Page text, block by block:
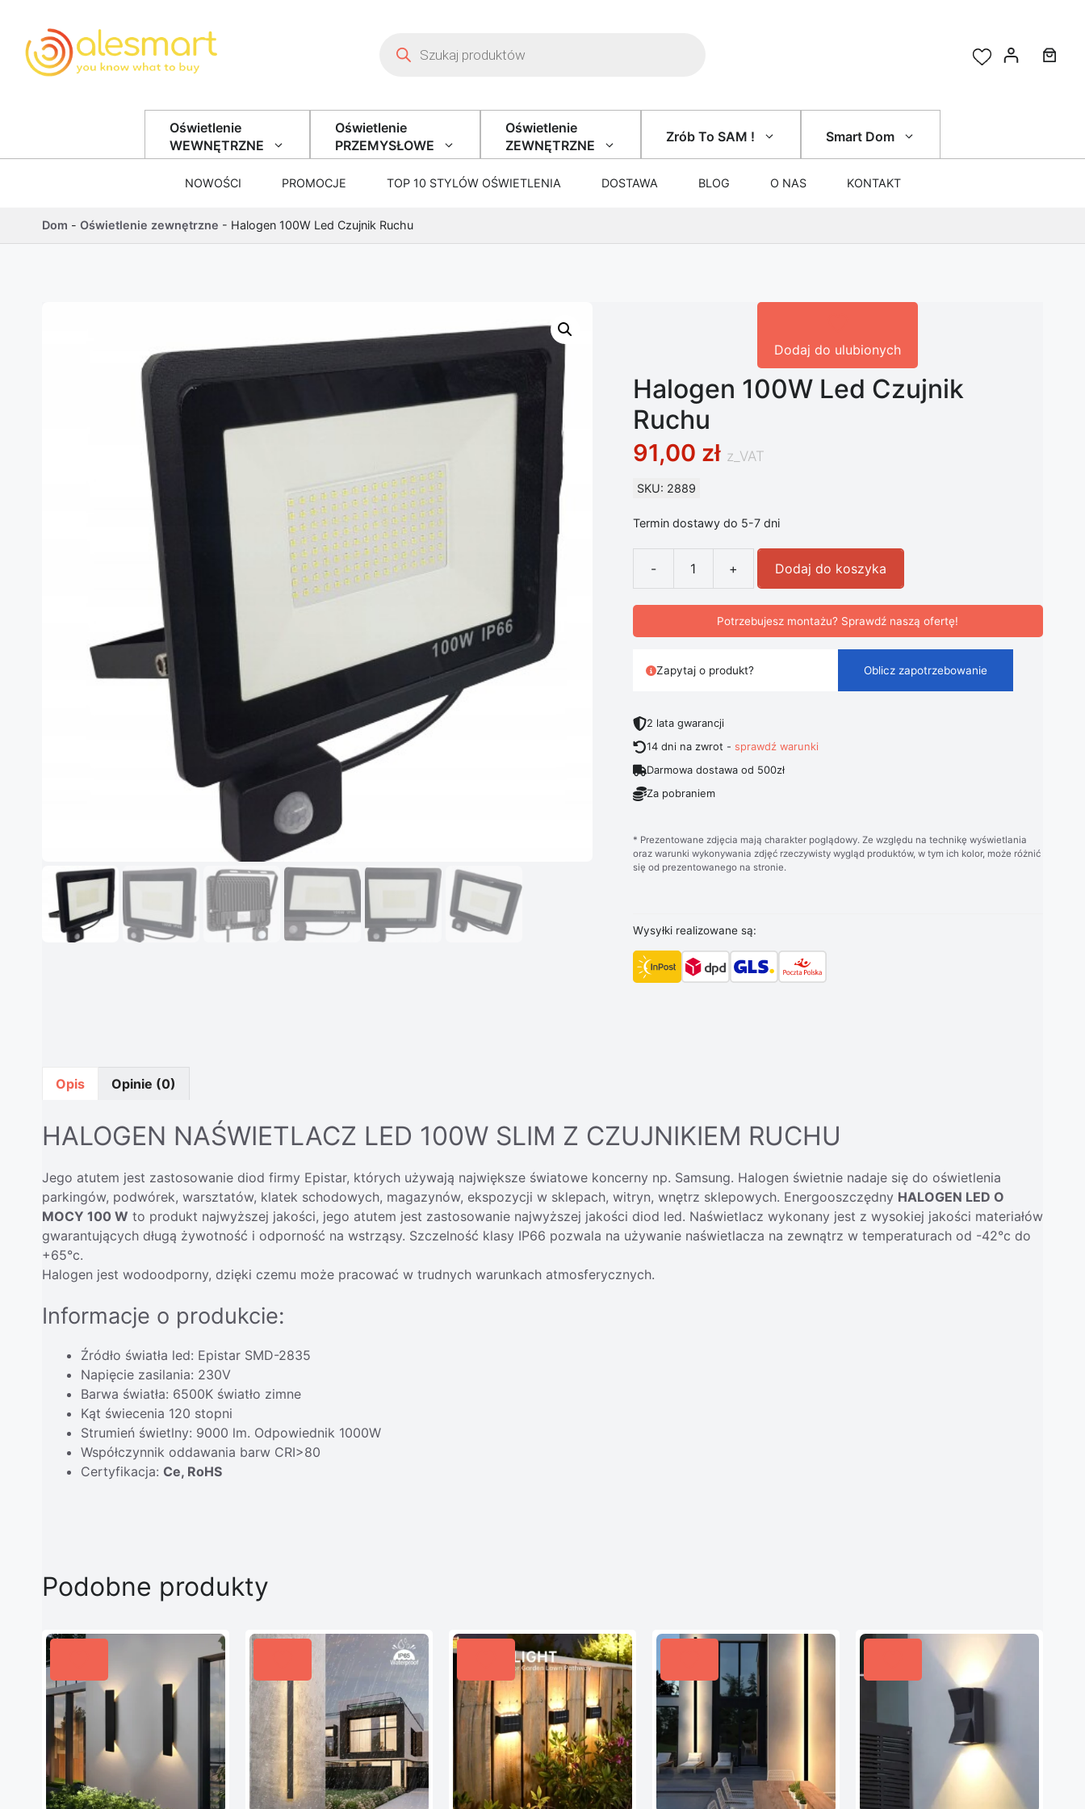
Oświetlenie
WEWNĘTRZNE
Oświetlenie
PRZEMYSŁOWE
Oświetlenie
ZEWNĘTRZNE
Zrób To SAM ! Smart Dom
NOWOŚCI PROMOCJE TOP 10 STYLÓW OŚWIETLENIA DOSTAWA BLOG O NAS KONTAKT
Dom - Oświetlenie zewnętrzne - Halogen 100W Led Czujnik Ruchu
Dodaj do ulubionych
Halogen 100W Led Czujnik
Ruchu
91,00 zł z_VAT
SKU: 2889
Termin dostawy do 5-7 dni
-
ilość Halogen 100W Led Czujnik Ruchu
+ Dodaj do koszyka
Potrzebujesz montażu? Sprawdź naszą ofertę!
Zapytaj o produkt? Oblicz zapotrzebowanie
2 lata gwarancji
14 dni na zwrot -sprawdź warunki
Darmowa dostawa od 500zł
Za pobraniem
* Prezentowane zdjęcia mają charakter poglądowy. Ze względu na technikę wyświetlania
oraz warunki wykonywania zdjęć rzeczywisty wygląd produktów, w tym ich kolor, może różnić
się od prezentowanego na stronie.
Wysyłki realizowane są:
Opis Opinie (0)
HALOGEN NAŚWIETLACZ LED 100W SLIM Z CZUJNIKIEM RUCHU
Jego atutem jest zastosowanie diod firmy Epistar, których używają największe światowe koncerny np. Samsung. Halogen świetnie nadaje się do oświetlenia
parkingów, podwórek, warsztatów, klatek schodowych, magazynów, ekspozycji w sklepach, witryn, wnętrz sklepowych. Energooszczędny HALOGEN LED O
MOCY 100 W to produkt najwyższej jakości, jego atutem jest zastosowanie najwyższej jakości diod led. Naświetlacz wykonany jest z wysokiej jakości materiałów
gwarantujących długą żywotność i odporność na wstrząsy. Szczelność klasy IP66 pozwala na używanie naświetlacza na zewnątrz w temperaturach od -42°c do
+65°c.
Halogen jest wodoodporny, dzięki czemu może pracować w trudnych warunkach atmosferycznych.
Informacje o produkcie:
Źródło światła led: Epistar SMD-2835
Napięcie zasilania: 230V
Barwa światła: 6500K światło zimne
Kąt świecenia 120 stopni
Strumień świetlny: 9000 lm. Odpowiednik 1000W
Współczynnik oddawania barw CRI>80
Certyfikacja: Ce, RoHS
Podobne produkty